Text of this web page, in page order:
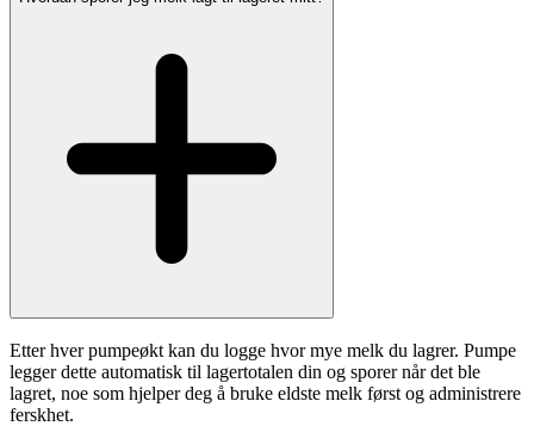
Etter hver pumpeøkt kan du logge hvor mye melk du lagrer. Pumpe
legger dette automatisk til lagertotalen din og sporer når det ble
lagret, noe som hjelper deg å bruke eldste melk først og administrere
ferskhet.